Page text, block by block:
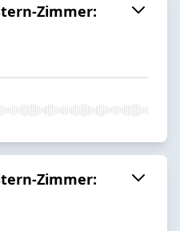
Zimmer:
Zimmer: